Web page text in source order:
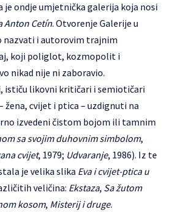
je ondje umjetnička galerija koja nosi
Anton Cetín. Otvorenje Galerije u
nazvati i autorovim trajnim
koji poliglot, kozmopolit i
nikad nije ni zaboravio.
ističu likovni kritičari i semiotičari
žena, cvijet i ptica – uzdignuti na
izvedeni čistom bojom ili tamnim
sa svojim duhovnim simbolom,
cvijet, 1979; Udvaranje, 1986). Iz te
je velika slika Eva i cvijet-ptica u
veličina: Ekstaza, Sa žutom
kosom, Misterij i druge.